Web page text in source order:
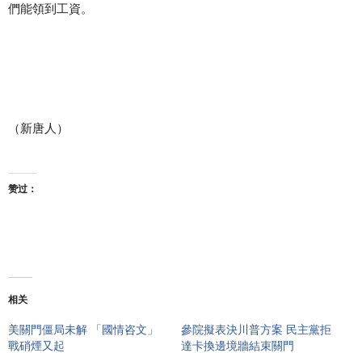
們能領到工資。
（新唐人）
赞过：
相关
美關門僵局未解 「國情咨文」
戰硝煙又起
參院擬表決川普方案 民主黨拒
達卡換邊境牆結束關門